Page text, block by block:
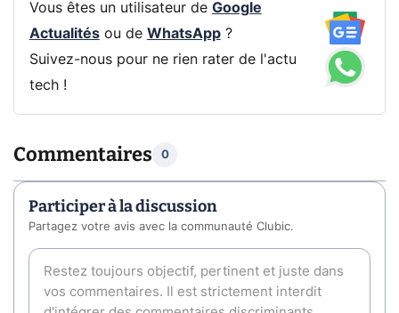
Vous êtes un utilisateur de Google
Actualitésou de WhatsApp?
Suivez-nous pour ne rien rater de l'actu
tech !
Commentaires 0
Participer à la discussion
Partagez votre avis avec la communauté Clubic.